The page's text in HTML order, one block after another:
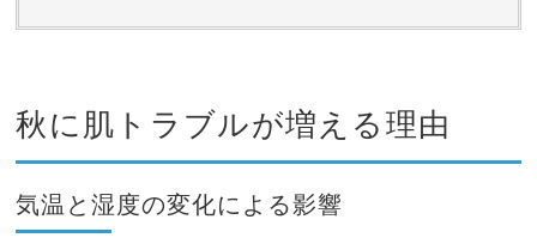
秋に肌トラブルが増える理由
気温と湿度の変化による影響